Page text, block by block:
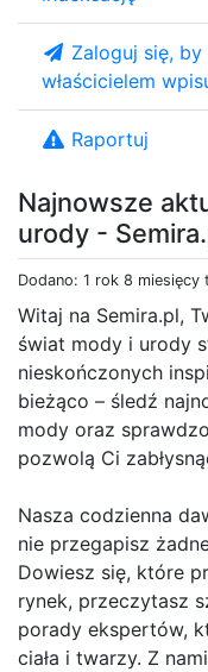
Najnowsze
urody -
Dodano: 1 rok 8 miesięcy
Witaj na Semira.pl,
świat mody i urody
nieskończonych
bieżąco – śledź
mody oraz
pozwolą Ci
Nasza codzienna
nie przegapisz
Dowiesz się, które
rynek, przeczytasz
porady ekspertów,
ciała i twarzy. Z
Zaloguj się,
właścicielem
Raportuj